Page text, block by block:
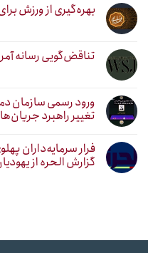
بهره‌گیری از ورزش
تناقض‌گویی رسانه
ورود رسمی سازمان
تغییر راهبرد
فرار سرمایه‌داران
گزارش الحره از